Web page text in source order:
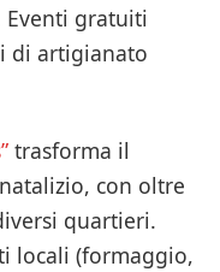
gratuiti
di artigianato
trasforma il
con oltre
quartieri.
locali (formaggio,